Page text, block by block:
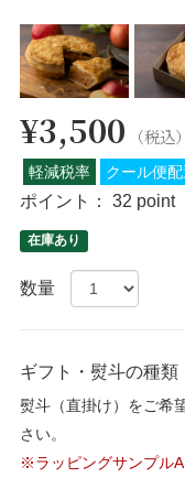
¥3,500 （税込）
軽減税率 クール便配
ポイント： 32 point
在庫あり
数量
ギフト・熨斗の種類
熨斗（直掛け）をご希
さい。
※ラッピングサンプル